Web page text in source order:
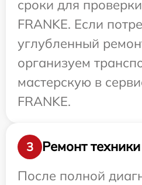
сроки для
FRANKE. Если
углубленный
организуем
мастерскую в
FRANKE.
3
Ремонт техники
После полной